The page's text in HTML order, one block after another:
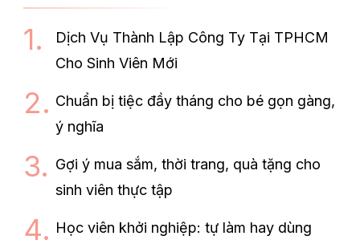
Dịch Vụ Thành Lập Công Ty Tại TPHCM
Cho Sinh Viên Mới
Chuẩn bị tiệc đầy tháng cho bé gọn gàng,
ý nghĩa
Gợi ý mua sắm, thời trang, quà tặng cho
sinh viên thực tập
Học viên khởi nghiệp: tự làm hay dùng